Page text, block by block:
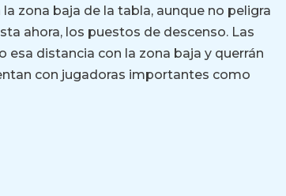
zona baja de la tabla, aunque no peligra
ahora, los puestos de descenso. Las
esa distancia con la zona baja y querrán
con jugadoras importantes como